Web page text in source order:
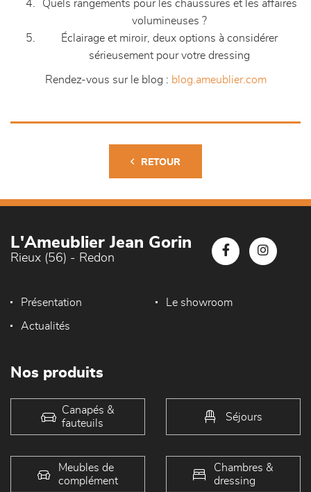
Quels rangements pour les chaussures et les affaires
volumineuses ?
Éclairage et miroir, deux options à considérer
sérieusement pour votre dressing
Rendez-vous sur le blog : blog.ameublier.com
RETOUR
L'Ameublier Jean Gorin
Rieux (56) - Redon
Présentation Le showroom
Actualités
Nos produits
Canapés &
fauteuils
Séjours
Meubles de
complément
Chambres &
dressing